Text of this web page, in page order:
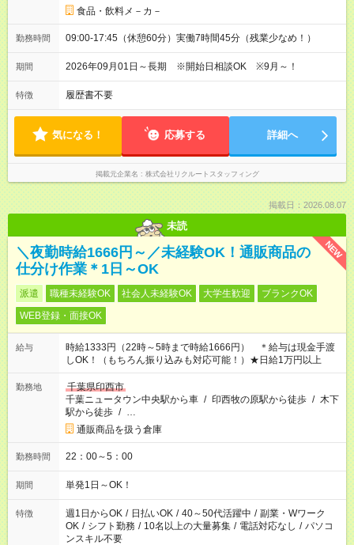
食品・飲料メ－カ－
勤務時間 09:00-17:45（休憩60分）実働7時間45分（残業少なめ！）
期間 2026年09月01日～長期 ※開始日相談OK ※9月～！
特徴 履歴書不要
気になる！ 応募する 詳細へ
掲載元企業名 株式会社リクルートスタッフィング
掲載日：2026.08.07
未読
NEW
＼夜勤時給1666円～／未経験OK！通販商品の
仕分け作業＊1日～OK
派遣 職種未経験OK 社会人未経験OK 大学生歓迎
ブランクOK
WEB登録・面接OK
給与
時給1333円（22時～5時まで時給1666円） ＊給与は現金手渡
しOK！（もちろん振り込みも対応可能！）★日給1万円以上
勤務地
千葉県印西市
千葉ニュータウン中央駅から車 / 印西牧の原駅から徒歩 / 木下
駅から徒歩 / …
通販商品を扱う倉庫
勤務時間 22：00～5：00
期間 単発1日～OK！
特徴 週1日からOK / 日払いOK / 40～50代活躍中 / 副業・Wワーク
OK / シフト勤務 / 10名以上の大量募集 / 電話対応なし / パソコ
ンスキル不要